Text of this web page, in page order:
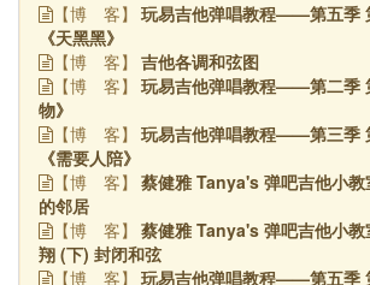
【博 客】
玩易吉他弹唱教程——第五季
《天黑黑》
【博 客】 吉他各调和弦图
【博 客】
玩易吉他弹唱教程——第二季
物》
【博 客】
玩易吉他弹唱教程——第三季
《需要人陪》
【博 客】
蔡健雅 Tanya's 弹吧吉他小
的邻居
【博 客】
蔡健雅 Tanya's 弹吧吉他小
翔 (下) 封闭和弦
【博 客】
玩易吉他弹唱教程——第五季